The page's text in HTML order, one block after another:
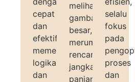
cepat
dan
efektif,
memercayai
logika
dan
melihat
gambaran
besar,
merumuskan
rencana
jangka
panjang,
selalu
fokus
pada
proses
dan